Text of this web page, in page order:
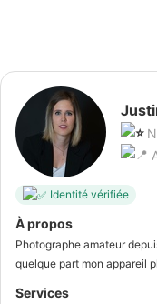
Identité vérifiée
À propos
Photographe amateur
quelque part mon appareil
Services